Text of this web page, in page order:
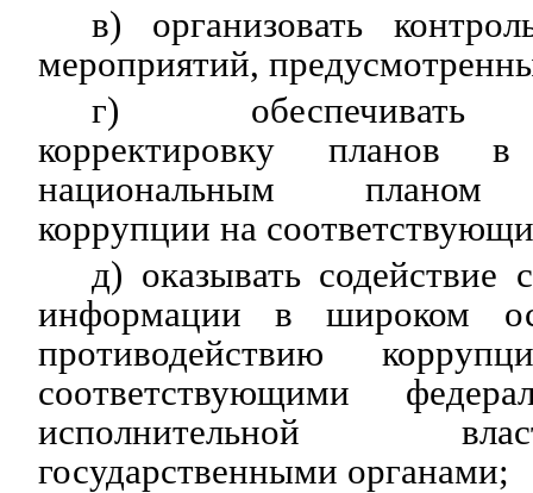
в) организовать
мероприятий,
г) обеспечивать
корректировку планов
национальным планом
коррупции на
д) оказывать содействие
информации в широком
противодействию
соответствующими
исполнительной
государственными органами;